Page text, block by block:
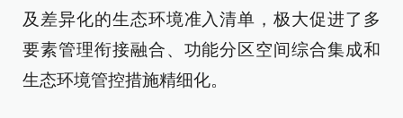
及差异化的生态环境准入清单，极大促进了多
要素管理衔接融合、功能分区空间综合集成和
生态环境管控措施精细化。